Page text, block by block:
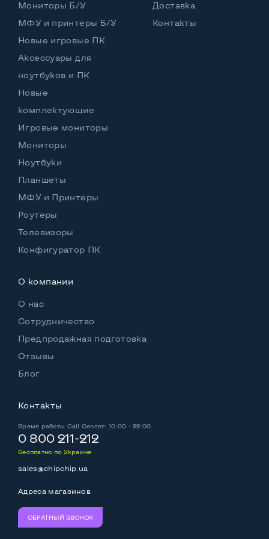
Bluetooth Да
Поддержка SIM
Аккумулятор держит заряд более 4х часов
Батарея съемная
Питание через повербанк
Аккумулятор съемный
Остальные возможности:
Встроенный микрофон
Встроенные динамики
Особенности
Комплектация: ноутбук, блок питания, кабель
Да
Мониторы Б/У
МФУ и принтеры Б/У
Новые игровые ПК
Аксессуары для
ноутбуков и ПК
Новые
комплектующие
Игровые мониторы
Мониторы
Ноутбуки
Планшеты
МФУ и Принтеры
Роутеры
Телевизоры
Конфигуратор ПК
Доставка
Контакты
О компании
О нас
Сотрудничество
Предпродажная подготовка
Отзывы
Блог
Контакты
Время работы Call Center: 10:00 - 22:00
0 800 211-212
Бесплатно по Украине
sales@chipchip.ua
Адреса магазинов
ОБРАТНЫЙ ЗВОНОК